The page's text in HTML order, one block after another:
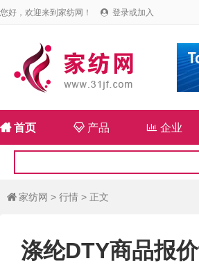
您好，欢迎来到家纺网！  登录或加入
首页 产品  企业
 家纺网 > 行情 > 正文
涤纶DTY商品报